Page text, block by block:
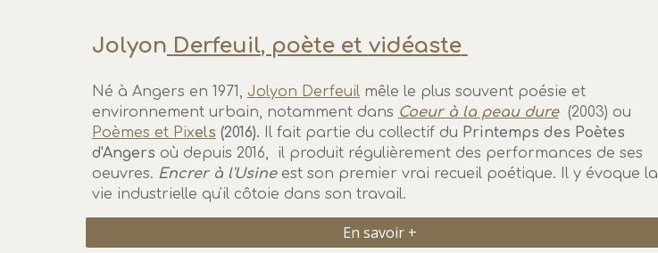
Jolyon Derfeuil, poète et vidéaste
Né à Angers en 1971, Jolyon Derfeuilmêle le plus souvent poésie et
environnement urbain, notamment dans Coeur à la peau dure (2003) ou
Poèmes et Pixels (2016). Il fait partie du collectif du Printemps des Poètes
d'Angers où depuis 2016, il produit régulièrement des performances de ses
oeuvres. Encrer à l'Usineest son premier vrai recueil poétique. Il y évoque la
vie industrielle qu'il côtoie dans son travail.
En savoir +